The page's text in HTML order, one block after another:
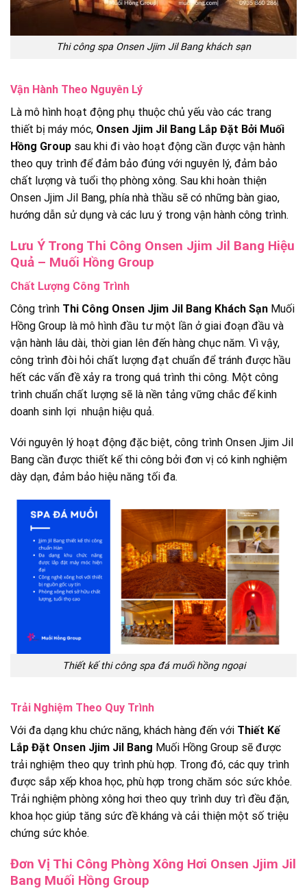
Thi công spa Onsen Jjim Jil Bang khách sạn
Vận Hành Theo Nguyên Lý
Là mô hình hoạt động phụ thuộc chủ yếu vào các trang
thiết bị máy móc, Onsen Jjim Jil Bang Lắp Đặt Bởi Muối
Hồng Group sau khi đi vào hoạt động cần được vận hành
theo quy trình để đảm bảo đúng với nguyên lý, đảm bảo
chất lượng và tuổi thọ phòng xông. Sau khi hoàn thiện
Onsen Jjim Jil Bang, phía nhà thầu sẽ có những bàn giao,
hướng dẫn sử dụng và các lưu ý trong vận hành công trình.
Lưu Ý Trong Thi Công Onsen Jjim Jil Bang Hiệu
Quả – Muối Hồng Group
Chất Lượng Công Trình
Công trình Thi Công Onsen Jjim Jil Bang Khách Sạn Muối
Hồng Group là mô hình đầu tư một lần ở giai đoạn đầu và
vận hành lâu dài, thời gian lên đến hàng chục năm. Vì vậy,
công trình đòi hỏi chất lượng đạt chuẩn để tránh được hầu
hết các vấn đề xảy ra trong quá trình thi công. Một công
trình chuẩn chất lượng sẽ là nền tảng vững chắc để kinh
doanh sinh lợi nhuận hiệu quả.
Với nguyên lý hoạt động đặc biệt, công trình Onsen Jjim Jil
Bang cần được thiết kế thi công bởi đơn vị có kinh nghiệm
dày dạn, đảm bảo hiệu năng tối đa.
Thiết kế thi công spa đá muối hồng ngoại
Trải Nghiệm Theo Quy Trình
Với đa dạng khu chức năng, khách hàng đến với Thiết Kế
Lắp Đặt Onsen Jjim Jil Bang Muối Hồng Group sẽ được
trải nghiệm theo quy trình phù hợp. Trong đó, các quy trình
được sắp xếp khoa học, phù hợp trong chăm sóc sức khỏe.
Trải nghiệm phòng xông hơi theo quy trình duy trì đều đặn,
khoa học giúp tăng sức đề kháng và cải thiện một số triệu
chứng sức khỏe.
Đơn Vị Thi Công Phòng Xông Hơi Onsen Jjim Jil
Bang Muối Hồng Group